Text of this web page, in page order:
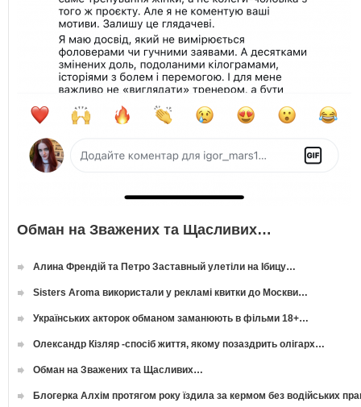
Обман на Зважених та Щасливих…
Алина Френдій та Петро Заставный улетіли на Ібицу…
Sisters Aroma використали у рекламі квитки до Москви…
Українських акторок обманом заманюють в фільми 18+…
Олександр Кізляр -спосіб життя, якому позаздрить олігарх…
Обман на Зважених та Щасливих…
Блогерка Алхім протягом року їздила за кермом без водійських